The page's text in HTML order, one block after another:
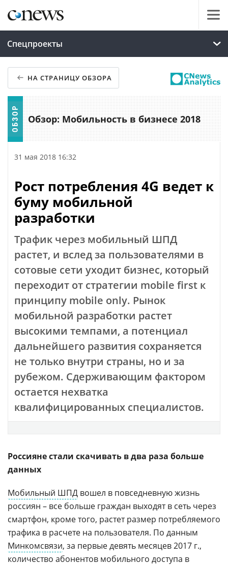
Спецпроекты
НА СТРАНИЦУ ОБЗОРА
Обзор: Мобильность в бизнесе 2018
31 мая 2018 16:32
Рост потребления 4G ведет к
буму мобильной
разработки
Трафик через мобильный ШПД
растет, и вслед за пользователями в
сотовые сети уходит бизнес, который
переходит от стратегии mobile first к
принципу mobile only. Рынок
мобильной разработки растет
высокими темпами, а потенциал
дальнейшего развития сохраняется
не только внутри страны, но и за
рубежом. Сдерживающим фактором
остается нехватка
квалифицированных специалистов.
Россияне стали скачивать в два раза больше
данных
Мобильный ШПД вошел в повседневную жизнь
россиян – все больше граждан выходят в сеть через
смартфон, кроме того, растет размер потребляемого
трафика в расчете на пользователя. По данным
Минкомсвязи, за первые девять месяцев 2017 г.,
количество абонентов мобильного доступа в